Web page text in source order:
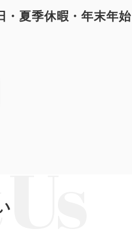
・夏季休暇・年末年始